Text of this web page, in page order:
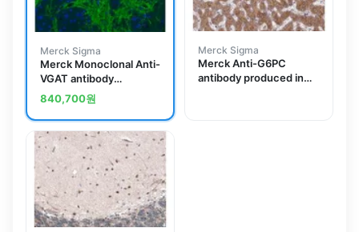
Merck Sigma
Merck Monoclonal Anti-
VGAT antibody
produced in mouse
840,700원
Merck Sigma
Merck Anti-G6PC
antibody produced in